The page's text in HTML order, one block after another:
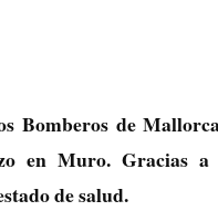
Bomberos de
en Muro. Gracias
de salud.